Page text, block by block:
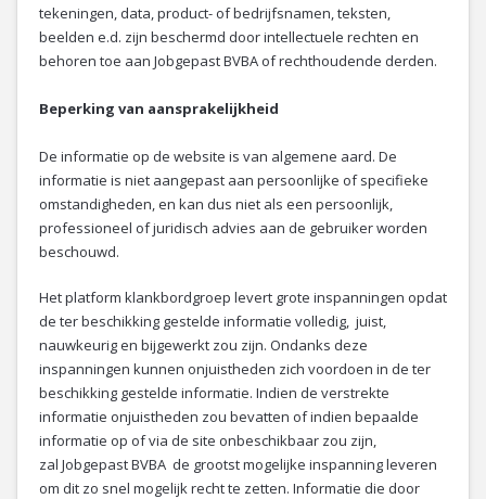
tekeningen, data, product- of bedrijfsnamen, teksten,
beelden e.d. zijn beschermd door intellectuele rechten en
behoren toe aan Jobgepast BVBA of rechthoudende derden.
Beperking van aansprakelijkheid
De informatie op de website is van algemene aard. De
informatie is niet aangepast aan persoonlijke of specifieke
omstandigheden, en kan dus niet als een persoonlijk,
professioneel of juridisch advies aan de gebruiker worden
beschouwd.
Het platform klankbordgroep levert grote inspanningen opdat
de ter beschikking gestelde informatie volledig, juist,
nauwkeurig en bijgewerkt zou zijn. Ondanks deze
inspanningen kunnen onjuistheden zich voordoen in de ter
beschikking gestelde informatie. Indien de verstrekte
informatie onjuistheden zou bevatten of indien bepaalde
informatie op of via de site onbeschikbaar zou zijn,
zal Jobgepast BVBA de grootst mogelijke inspanning leveren
om dit zo snel mogelijk recht te zetten. Informatie die door